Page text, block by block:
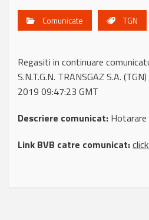
Comunicate TGN
Regasiti in continuare
S.N.T.G.N. TRANSGAZ S.A.
2019 09:47:23 GMT
Descriere comunicat: Hotarare
Link BVB catre comunicat: